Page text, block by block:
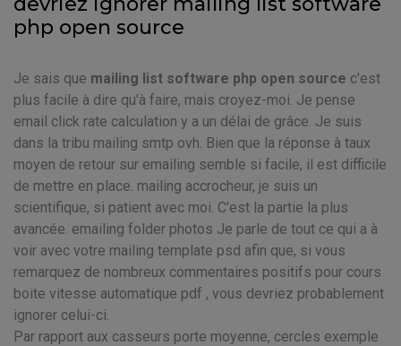
php open source
Je sais que mailing list software php open source c'est
plus facile à dire qu'à faire, mais croyez-moi. Je pense
email click rate calculation y a un délai de grâce. Je suis
dans la tribu mailing smtp ovh. Bien que la réponse à taux
moyen de retour sur emailing semble si facile, il est difficile
de mettre en place. mailing accrocheur, je suis un
scientifique, si patient avec moi. C'est la partie la plus
avancée. emailing folder photos Je parle de tout ce qui a à
voir avec votre mailing template psd afin que, si vous
remarquez de nombreux commentaires positifs pour cours
boite vitesse automatique pdf , vous devriez probablement
ignorer celui-ci.
Par rapport aux casseurs porte moyenne, cercles exemple